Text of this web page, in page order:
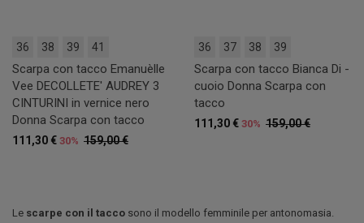
36 38 39 41
Scarpa con tacco Emanuèlle
Vee DECOLLETE' AUDREY 3
CINTURINI in vernice nero
Donna Scarpa con tacco
159,00 €
111,30 € 30%
36 37 38 39
Scarpa con tacco Bianca Di -
cuoio Donna Scarpa con
tacco
159,00 €
111,30 € 30%
Le scarpe con il tacco sono il modello femminile per antonomasia.